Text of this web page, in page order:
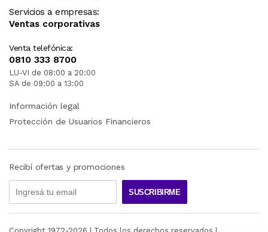
Servicios a empresas:
Ventas corporativas
Venta telefónica:
0810 333 8700
LU-VI de 08:00 a 20:00
SA de 09:00 a 13:00
Información legal
Protección de Usuarios Financieros
Recibí ofertas y promociones
SUSCRIBIRME